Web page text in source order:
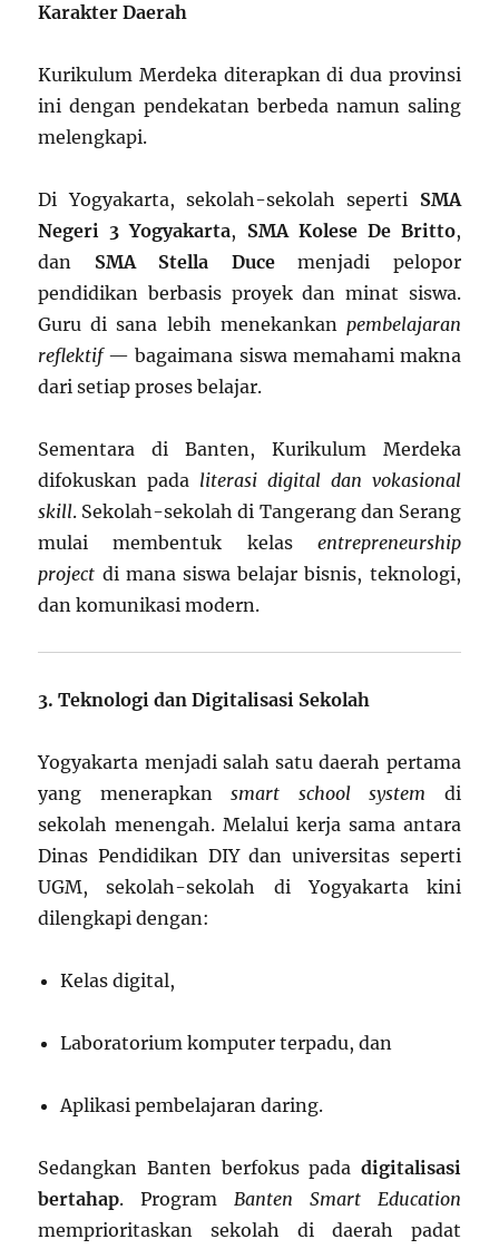
Karakter Daerah
Kurikulum Merdeka diterapkan di dua provinsi
ini dengan pendekatan berbeda namun saling
melengkapi.
Di Yogyakarta, sekolah-sekolah seperti SMA
Negeri 3 Yogyakarta, SMA Kolese De Britto,
dan SMA Stella Ducemenjadi pelopor
pendidikan berbasis proyek dan minat siswa.
Guru di sana lebih menekankan pembelajaran
reflektif— bagaimana siswa memahami makna
dari setiap proses belajar.
Sementara di Banten, Kurikulum Merdeka
difokuskan pada literasi digital dan vokasional
skill. Sekolah-sekolah di Tangerang dan Serang
mulai membentuk kelas entrepreneurship
project di mana siswa belajar bisnis, teknologi,
dan komunikasi modern.
3. Teknologi dan Digitalisasi Sekolah
Yogyakarta menjadi salah satu daerah pertama
yang menerapkansmart school system di
sekolah menengah. Melalui kerja sama antara
Dinas Pendidikan DIY dan universitas seperti
UGM, sekolah-sekolah di Yogyakarta kini
dilengkapi dengan:
Kelas digital,
Laboratorium komputer terpadu, dan
Aplikasi pembelajaran daring.
Sedangkan Banten berfokus pada digitalisasi
bertahap. Program Banten Smart Education
memprioritaskan sekolah di daerah padat